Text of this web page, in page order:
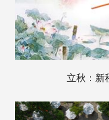
立秋：新